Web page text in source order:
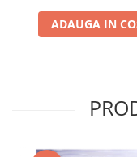
ADAUGA IN